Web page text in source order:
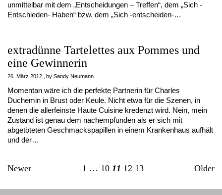
unmittelbar mit dem „Entscheidungen – Treffen“, dem „Sich -
Entschieden- Haben“ bzw. dem „Sich -entscheiden-…
extradünne Tartelettes aux Pommes und
eine Gewinnerin
26. März 2012 by Sandy Neumann
Momentan wäre ich die perfekte Partnerin für Charles
Duchemin in Brust oder Keule. Nicht etwa für die Szenen, in
denen die allerfeinste Haute Cuisine kredenzt wird. Nein, mein
Zustand ist genau dem nachempfunden als er sich mit
abgetöteten Geschmackspapillen in einem Krankenhaus aufhält
und der…
Newer 1 … 10 11 12 13 Older